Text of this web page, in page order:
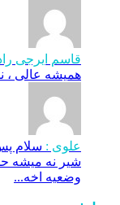
قاسم ایرجی
همیشه عالی ،
علوی : سلام
شیر نه میشه
وضعیه اخه...